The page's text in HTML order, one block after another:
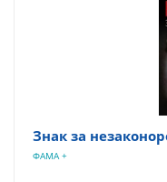
Знак за
ФАМА +